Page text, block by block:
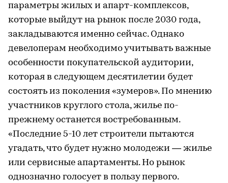
параметры жилых и апарт-комплексов,
которые выйдут на рынок после 2030 года,
закладываются именно сейчас. Однако
девелоперам необходимо учитывать важные
особенности покупательской аудитории,
которая в следующем десятилетии будет
состоять из поколения «зумеров». По мнению
участников круглого стола, жилье по-
прежнему останется востребованным.
«Последние 5-10 лет строители пытаются
угадать, что будет нужно молодежи — жилье
или сервисные апартаменты. Но рынок
однозначно голосует в пользу первого.